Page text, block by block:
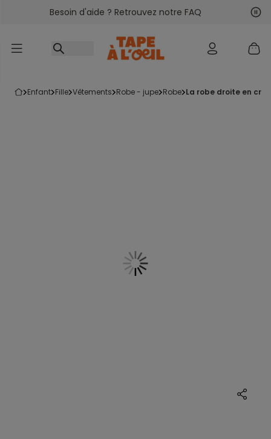
Accéder au contenu
Besoin d'aide ? Retrouvez notre FAQ
enfant fille vêtements robe - jupe robe la robe droite en